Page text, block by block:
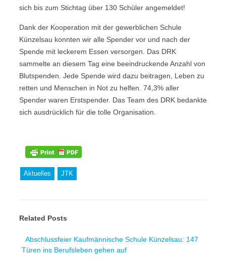
sich bis zum Stichtag über 130 Schüler angemeldet!
Dank der Kooperation mit der gewerblichen Schule
Künzelsau konnten wir alle Spender vor und nach der
Spende mit leckerem Essen versorgen. Das DRK
sammelte an diesem Tag eine beeindruckende Anzahl von
Blutspenden. Jede Spende wird dazu beitragen, Leben zu
retten und Menschen in Not zu helfen. 74,3% aller
Spender waren Erstspender. Das Team des DRK bedankte
sich ausdrücklich für die tolle Organisation.
Aktuelles JTK
Related Posts
Abschlussfeier Kaufmännische Schule Künzelsau: 147
Türen ins Berufsleben gehen auf